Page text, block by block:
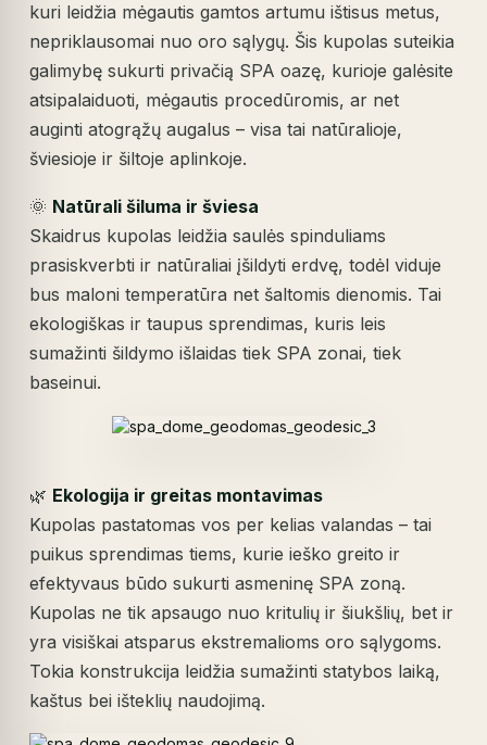
kuri leidžia mėgautis gamtos artumu ištisus metus,
nepriklausomai nuo oro sąlygų. Šis kupolas suteikia
galimybę sukurti privačią SPA oazę, kurioje galėsite
atsipalaiduoti, mėgautis procedūromis, ar net
auginti atogrąžų augalus – visa tai natūralioje,
šviesioje ir šiltoje aplinkoje.
🌞 Natūrali šiluma ir šviesa
Skaidrus kupolas leidžia saulės spinduliams
prasiskverbti ir natūraliai įšildyti erdvę, todėl viduje
bus maloni temperatūra net šaltomis dienomis. Tai
ekologiškas ir taupus sprendimas, kuris leis
sumažinti šildymo išlaidas tiek SPA zonai, tiek
baseinui.
🌿 Ekologija ir greitas montavimas
Kupolas pastatomas vos per kelias valandas – tai
puikus sprendimas tiems, kurie ieško greito ir
efektyvaus būdo sukurti asmeninę SPA zoną.
Kupolas ne tik apsaugo nuo kritulių ir šiukšlių, bet ir
yra visiškai atsparus ekstremalioms oro sąlygoms.
Tokia konstrukcija leidžia sumažinti statybos laiką,
kaštus bei išteklių naudojimą.